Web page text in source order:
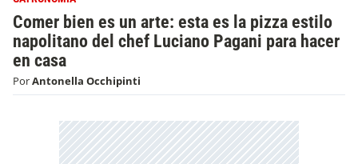
Comer bien es un arte: esta es la pizza estilo
napolitano del chef Luciano Pagani para hacer
en casa
PorAntonella Occhipinti